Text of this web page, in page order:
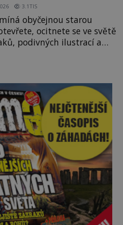
3.1TIS
obyčejnou starou
ocitnete se ve světě
podivných ilustrací a
století vzdoruje všem
kodex patří mezi
kdy vznikl ani co